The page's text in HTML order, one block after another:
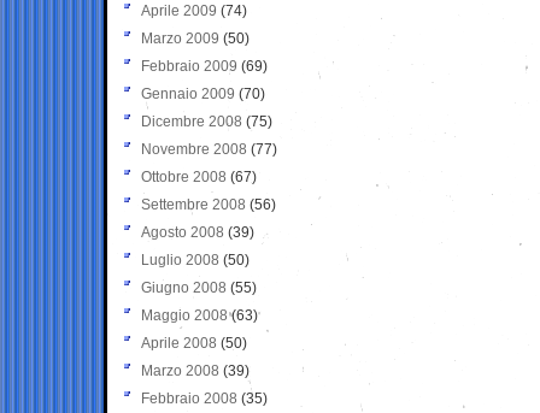
Aprile 2009 (74)
Marzo 2009 (50)
Febbraio 2009 (69)
Gennaio 2009 (70)
Dicembre 2008 (75)
Novembre 2008 (77)
Ottobre 2008 (67)
Settembre 2008 (56)
Agosto 2008 (39)
Luglio 2008 (50)
Giugno 2008 (55)
Maggio 2008(63)
Aprile 2008 (50)
Marzo 2008 (39)
Febbraio 2008 (35)